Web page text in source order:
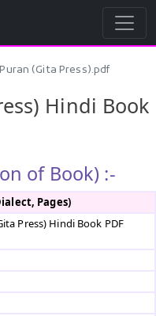
(Gita Press).pdf
Hindi Book
of Book) :-
Pages)
Press) Hindi Book PDF